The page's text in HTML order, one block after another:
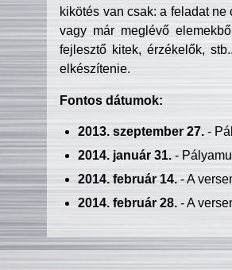
kikötés van csak: a feladat
vagy már meglévő
fejlesztő kitek, érzékelők,
elkészítenie.
Fontos dátumok:
2013. szeptember 27.-
2014. január 31.-
2014. február 14.- A
2014. február 28.- A